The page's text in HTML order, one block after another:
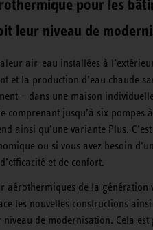
pour les
leur niveau de
air-eau installées à
et la production d’eau chaude
– dans une maison
comprenant jusqu’à six pompes
ainsi qu’une variante Plus.
ou si vous avez besoin
et de confort.
aérothermiques de la génération
les nouvelles constructions
de modernisation. Cela